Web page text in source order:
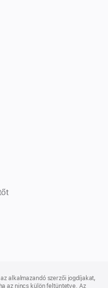
alkalmazandó szerzői jogdíjakat,
az nincs külön feltüntetve. Az